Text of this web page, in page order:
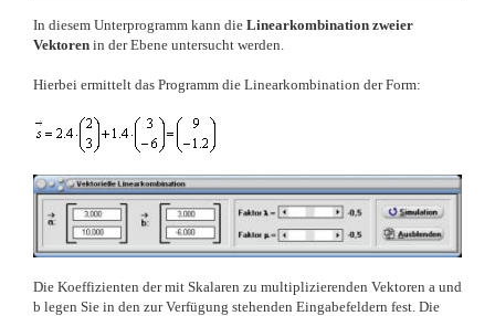
In diesem Unterprogramm kann die Linearkombination zweier
Vektoren in der Ebene untersucht werden.
Hierbei ermittelt das Programm die Linearkombination der Form:
Die Koeffizienten der mit Skalaren zu multiplizierenden Vektoren a und
b legen Sie in den zur Verfügung stehenden Eingabefeldern fest. Die